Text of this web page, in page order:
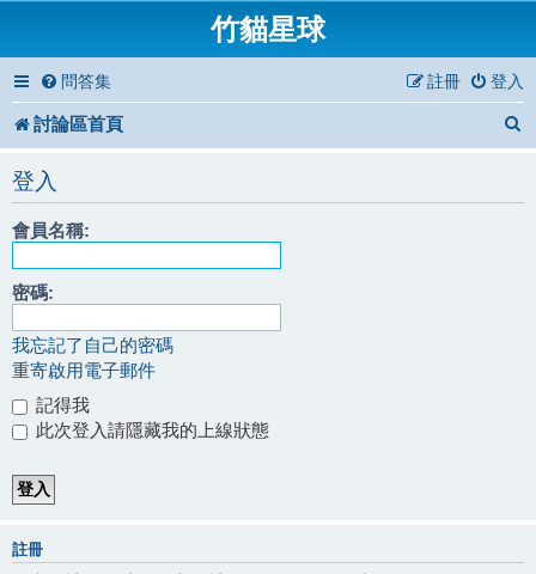
竹貓星球
問答集 登入
註冊
討論區首頁
登入
會員名稱:
密碼:
我忘記了自己的密碼
重寄啟用電子郵件
記得我
此次登入請隱藏我的上線狀態
註冊